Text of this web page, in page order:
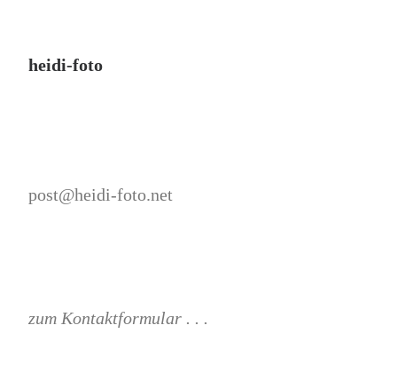
heidi-foto
post@heidi-foto.net
zum Kontaktformular . . .